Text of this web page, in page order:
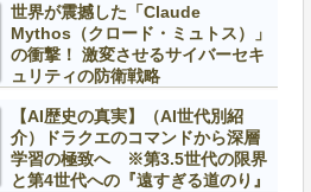
世界が震撼した「Claude
Mythos（クロード・ミュトス）」
の衝撃！ 激変させるサイバーセキ
ュリティの防衛戦略
【AI歴史の真実】（AI世代別紹
介）ドラクエのコマンドから深層
学習の極致へ ※第3.5世代の限界
と第4世代への『遠すぎる道のり』